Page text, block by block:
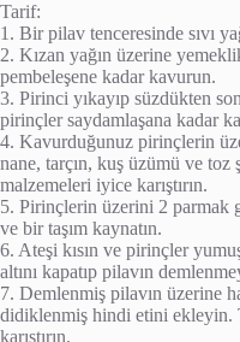
Tarif:
1. Bir pilav tenceresinde sıvı
2. Kızan yağın üzerine
pembeleşene kadar kavurun.
3. Pirinci yıkayıp süzdükten
pirinçler saydamlaşana kadar
4. Kavurduğunuz pirinçlerin
nane, tarçın, kuş üzümü ve
malzemeleri iyice karıştırın.
5. Pirinçlerin üzerini 2 parmak
ve bir taşım kaynatın.
6. Ateşi kısın ve pirinçler
altını kapatıp pilavın
7. Demlenmiş pilavın üzerine
didiklenmiş hindi etini ekleyin.
karıştırın.